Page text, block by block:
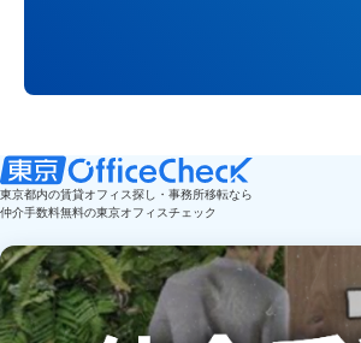
東京都内の賃貸オフィス探し・事務所移転なら
仲介手数料無料の東京オフィスチェック